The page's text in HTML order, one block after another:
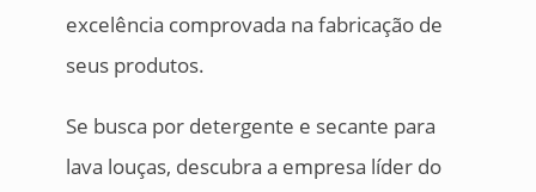
excelência comprovada na fabricação de
seus produtos.
Se busca por detergente e secante para
lava louças, descubra a empresa líder do